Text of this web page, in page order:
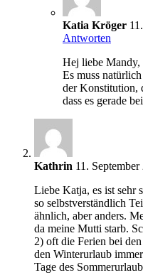
Katia Kröger
Antworten
Hej liebe Mandy,
Es muss
der Konstitution,
dass es gerade
Kathrin 11.
Liebe Katja, es ist sehr
so selbstverständlich
ähnlich, aber anders.
da meine Mutti starb.
2) oft die Ferien bei
den Winterurlaub
Tage des